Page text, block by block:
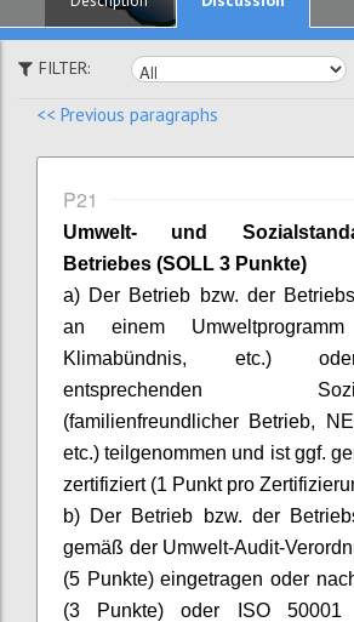
FILTER:
<< Previous paragraphs
P21
Umwelt- und
Betriebes (SOLL 3 Punkte)
a) Der Betrieb bzw. der
an einem Umweltprogramm
Klimabündnis, etc.)
entsprechenden
(familienfreundlicher Betrieb,
etc.) teilgenommen und ist ggf.
zertifiziert (1 Punkt pro
b) Der Betrieb bzw. der
gemäß der Umwelt-Audit-
(5 Punkte) eingetragen oder
(3 Punkte) oder ISO 50001